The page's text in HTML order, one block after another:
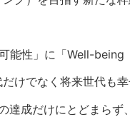
能性」に「Well-being
だけでなく将来世代も
達成だけにとどまらず